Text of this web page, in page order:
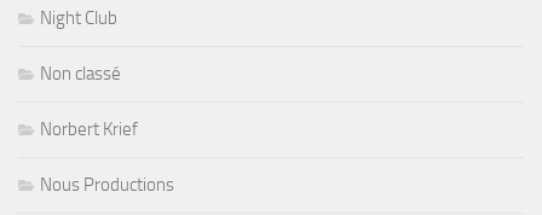
Night Club
Non classé
Norbert Krief
Nous Productions